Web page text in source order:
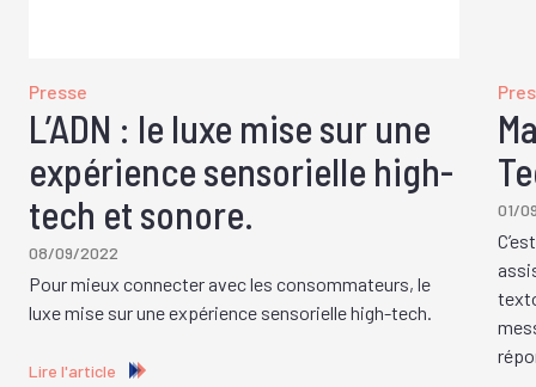
Presse
L’ADN : le luxe mise sur une
expérience sensorielle high-
tech et sonore.
08/09/2022
Pour mieux connecter avec les consommateurs, le
luxe mise sur une expérience sensorielle high-tech.
Lire l'article
01/